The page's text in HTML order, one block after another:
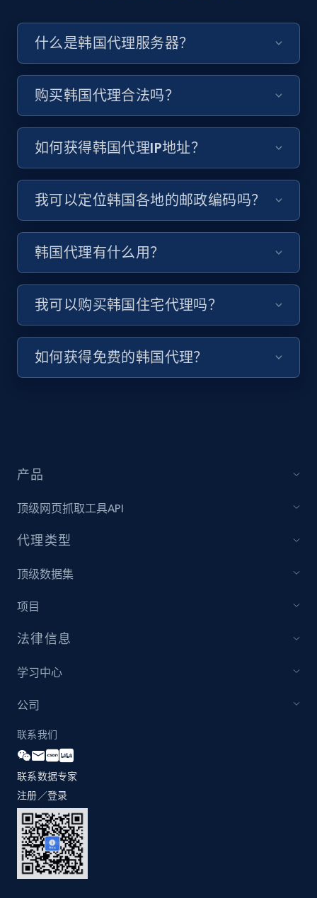
什么是韩国代理服务器？
购买韩国代理合法吗？
如何获得韩国代理IP地址？
我可以定位韩国各地的邮政编码吗？
韩国代理有什么用？
我可以购买韩国住宅代理吗？
如何获得免费的韩国代理？
产品
顶级网页抓取工具API
代理类型
顶级数据集
项目
法律信息
学习中心
公司
联系我们
联系数据专家
注册／登录